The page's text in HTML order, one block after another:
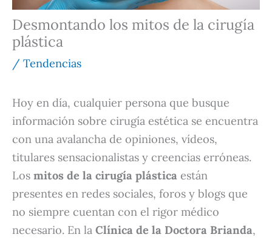
Desmontando los mitos de la cirugía
plástica
/ Tendencias
Hoy en día, cualquier persona que busque
información sobre cirugía estética se encuentra
con una avalancha de opiniones, vídeos,
titulares sensacionalistas y creencias erróneas.
Los mitos de la cirugía plástica están
presentes en redes sociales, foros y blogs que
no siempre cuentan con el rigor médico
necesario. En la Clínica de la Doctora Brianda,